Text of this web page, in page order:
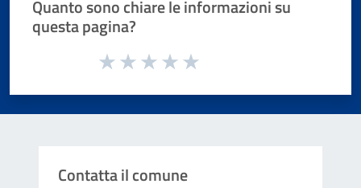
Quanto sono chiare le informazioni su
questa pagina?
Valuta da 1 a 5 stelle la pagina
Contatta il comune